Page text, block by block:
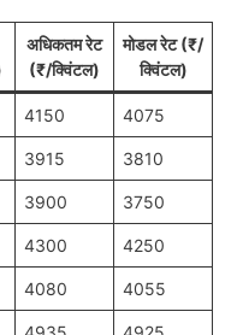
अधिकतम रेट
(₹/क्विंटल)
मोडल रेट (₹/
क्विंटल)
4150 4075
3915 3810
3900 3750
4300 4250
4080 4055